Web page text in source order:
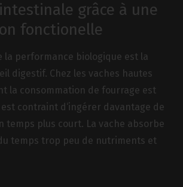
grâce à une
fonctionelle
la performance biologique est la
digestif. Chez les vaches hautes
la consommation de fourrage est
est contraint d‘ingérer davantage de
temps plus court. La vache absorbe
temps trop peu de nutriments et